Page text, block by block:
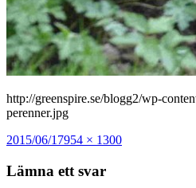
http://greenspire.se/blogg2/wp-
perenner.jpg
Postat
2015/06/17Full
954 × 1300
Lämna ett svar